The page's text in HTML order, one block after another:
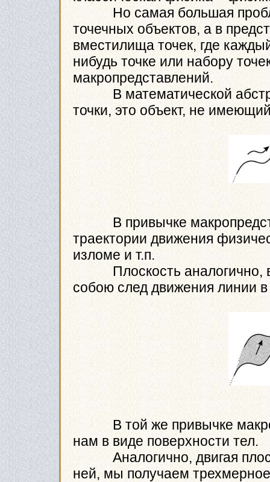
Но самая большая
точечных объектов, а в
вместилища точек, где
нибудь точке или набору
макропредставлений.
В математической
точки, это объект, не
В привычке
траектории движения
изломе и т.п.
Плоскость аналогично, в
собою след движения линии
В той же привычке
нам в виде поверхности тел.
Аналогично, двигая
ней, мы получаем